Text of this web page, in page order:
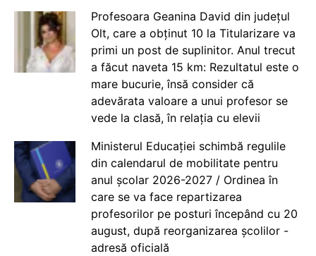
Profesoara Geanina David din județul
Olt, care a obținut 10 la Titularizare va
primi un post de suplinitor. Anul trecut
a făcut naveta 15 km: Rezultatul este o
mare bucurie, însă consider că
adevărata valoare a unui profesor se
vede la clasă, în relația cu elevii
Ministerul Educației schimbă regulile
din calendarul de mobilitate pentru
anul școlar 2026-2027 / Ordinea în
care se va face repartizarea
profesorilor pe posturi începând cu 20
august, după reorganizarea școlilor -
adresă oficială